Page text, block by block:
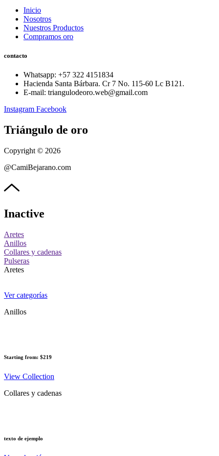
Inicio
Nosotros
Nuestros Productos
Compramos oro
contacto
Whatsapp: ‪+57 322 4151834‬
Hacienda Santa Bárbara. Cr 7 No. 115-60 Lc B121.
E-mail: triangulodeoro.web@gmail.com
Instagram Facebook
Triángulo de oro
Copyright © 2026
@CamiBejarano.com
Inactive
Aretes
Anillos
Collares y cadenas
Pulseras
Aretes
Ver categorías
Anillos
Starting from: $219
View Collection
Collares y cadenas
texto de ejemplo